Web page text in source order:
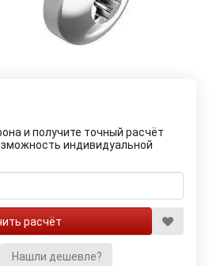
и получите точный расчёт
индивидуальной
Нашли дешевле?